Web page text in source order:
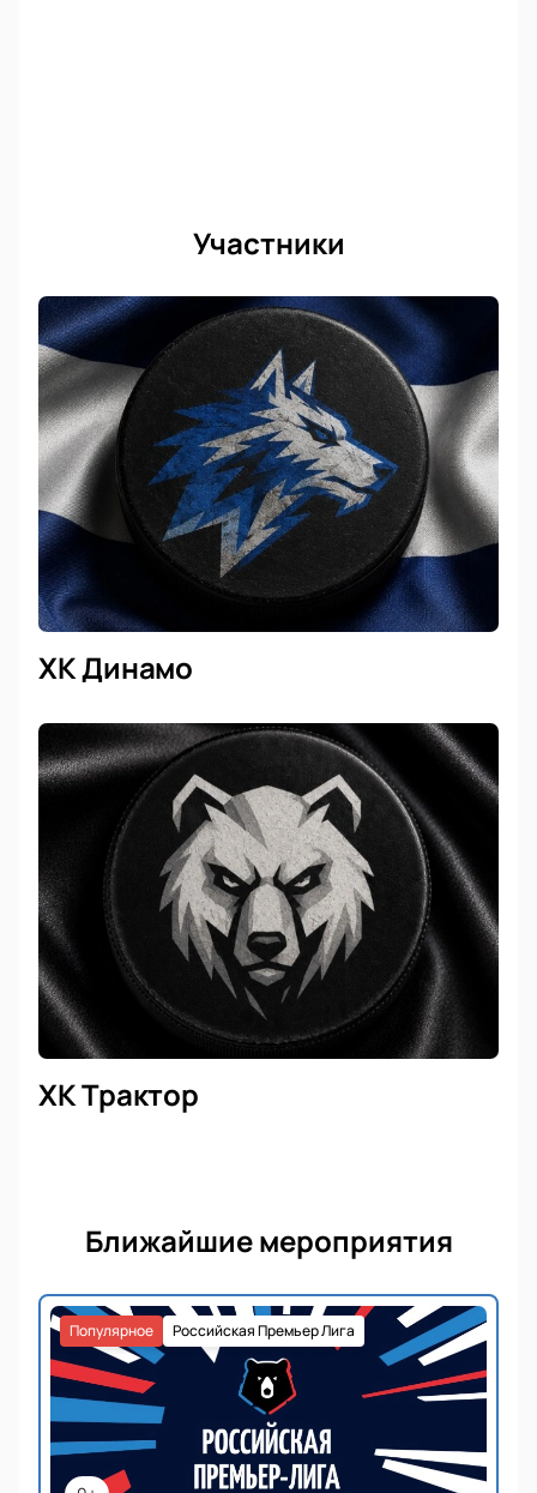
Участники
ХК Динамо
ХК Трактор
Ближайшие мероприятия
Российская Премьер Лига
Популярное